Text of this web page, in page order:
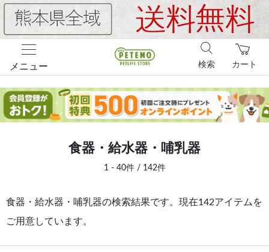
メニュー カート
検索
食器・給水器・哺乳器
1 - 40件 / 142件
食器・給水器・哺乳器の検索結果です。現在142アイテムを
ご用意しています。